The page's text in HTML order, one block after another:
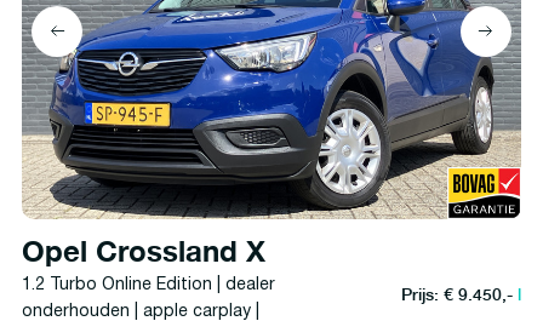
Opel Crossland X
1.2 Turbo Online Edition | dealer
onderhouden | apple carplay |
Prijs: € 9.450,-l